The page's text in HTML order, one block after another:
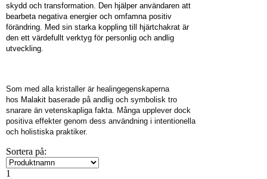
skydd och transformation. Den hjälper användaren att
bearbeta negativa energier och omfamna positiv
förändring. Med sin starka koppling till hjärtchakrat är
den ett värdefullt verktyg för personlig och andlig
utveckling.
Som med alla kristaller är healingegenskaperna
hos Malakit baserade på andlig och symbolisk tro
snarare än vetenskapliga fakta. Många upplever dock
positiva effekter genom dess användning i intentionella
och holistiska praktiker.
Sortera på:
1